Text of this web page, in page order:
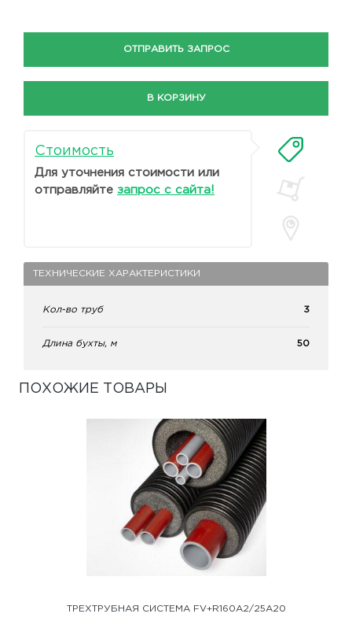
ОТПРАВИТЬ ЗАПРОС
В КОРЗИНУ
Стоимость
Для уточнения стоимости или
отправляйте запрос с сайта!
ТЕХНИЧЕСКИЕ ХАРАКТЕРИСТИКИ
Кол-во труб 3
Длина бухты, м 50
ПОХОЖИЕ ТОВАРЫ
ТРЕХТРУБНАЯ СИСТЕМА FV+R160A2/25A20